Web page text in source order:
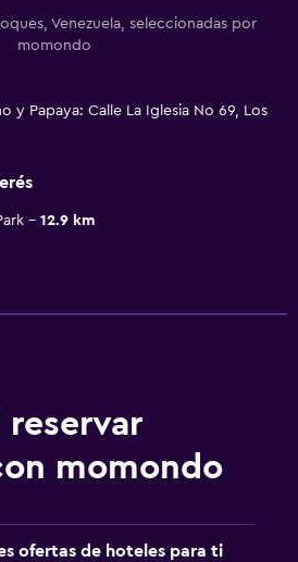
Venezuela, seleccionadas por
momondo
y Papaya: Calle La Iglesia No 69, Los
12.9 km
reservar
momondo
ofertas de hoteles para ti